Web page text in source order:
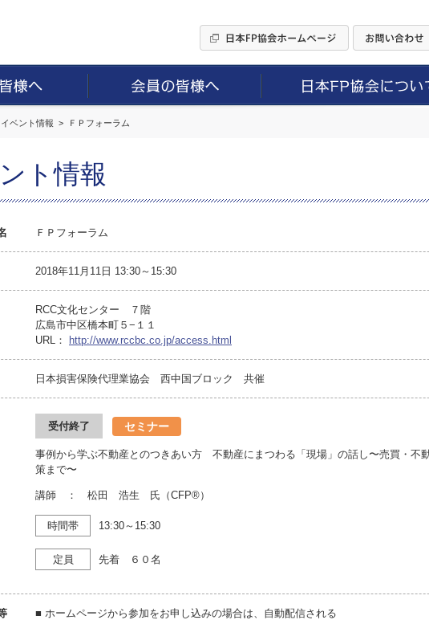
イベント情報 ＦＰフォーラム
ト情報
ＦＰフォーラム
2018年11月11日 13:30～15:30
RCC文化センター ７階
広島市中区橋本町５−１１
URL：
http://www.rccbc.co.jp/access.html
日本損害保険代理業協会 西中国ブロック 共催
受付終了 セミナー
事例から学ぶ不動産とのつきあい方 不動産にまつわる「現場」の話し〜売買・不
策まで〜
講師 ： 松田 浩生 氏（CFP®）
時間帯 13:30～15:30
定員 先着 ６０名
■ ホームページから参加をお申し込みの場合は、自動配信される